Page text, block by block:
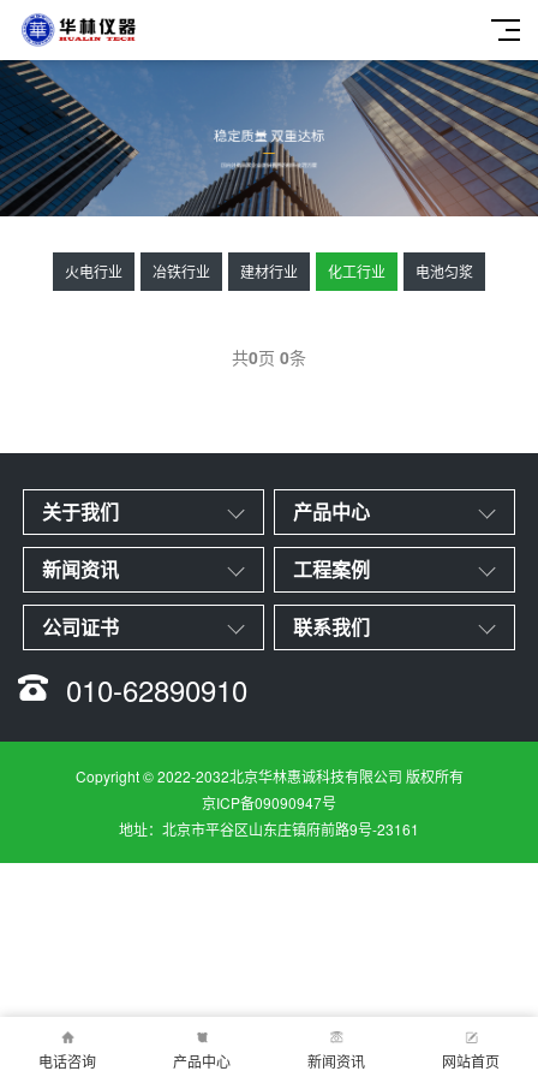
火电行业 冶铁行业 建材行业 化工行业 电池匀浆
共0页 0条
关于我们 产品中心
新闻资讯 工程案例
公司证书 联系我们
010-62890910
Copyright © 2022-2032北京华林惠诚科技有限公司 版权所有
京ICP备09090947号
地址：北京市平谷区山东庄镇府前路9号-23161
电话咨询 产品中心 新闻资讯 网站首页